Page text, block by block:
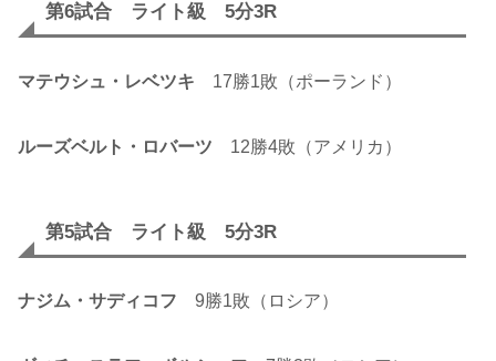
第6試合 ライト級 5分3R
マテウシュ・レベツキ 17勝1敗（ポーランド）
ルーズベルト・ロバーツ 12勝4敗（アメリカ）
第5試合 ライト級 5分3R
ナジム・サディコフ 9勝1敗（ロシア）